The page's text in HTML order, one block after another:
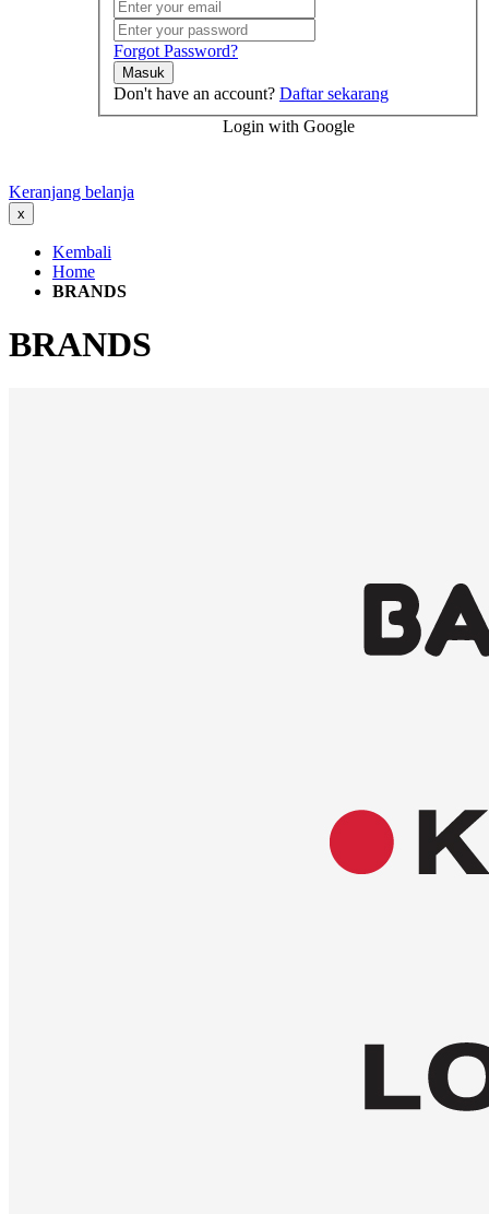
Forgot Password?
Masuk
Don't have an account? Daftar sekarang
Login with Google
Keranjang belanja
x
Kembali
Home
BRANDS
BRANDS